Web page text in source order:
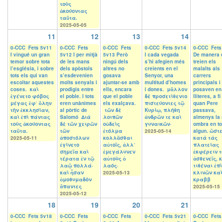
τοὺς
ἀκούοντας
ταῦτα.
2025-05-05
11 12 13 14
0-CCC Fets 5v11
I vingué un gran
temor sobre tota
l’església, i sobre
tots els qui van
escoltar aquestes
coses. καὶ
ἐγένετο φόβος
μέγας ἐφ᾽ ὅλην
τὴν ἐκκλησίαν,
καὶ ἐπὶ πάντας
τοὺς ἀκούοντας
ταῦτα.
2025-05-11
0-CCC Fets
5v12 I per mitjà
de les mans
dels apòstols
s’esdevenien
molts senyals i
prodigis entre
el poble. I tots
eren unànimes
al pòrtic de
Salomó Διὰ
δὲ τῶν χειρῶν
τῶν
ἀποστόλων
ἐγίνετο
σημεῖα καὶ
τέρατα ἐν τῷ
λαῷ πολλά·
καὶ ἦσαν
ὁμοθυμαδὸν
ἅπαντες
2025-05-12
0-CCC Fets
5v13 Però
ningú dels
altres no
gosava
ajuntar-se amb
ells, encara
que el poble
els exalçava.
τῶν δὲ
λοιπῶν
οὐδεὶς
ἐτόλμα
κολλᾶσθαι
αὐτοῖς, ἀλλ᾽
ἐμεγάλυνεν
αὐτοὺς ὁ
λαός·
2025-05-13
0-CCC Fets 5v14
I cada vegada
s’hi afegien més
creients en el
Senyor, una
multitud d’homes
i dones. μᾶλλον
δὲ προσετίθεντο
πιστεύοντες τῷ
Κυρίῳ, πλήθη
ἀνδρῶν τε καὶ
γυναικῶν·
2025-05-14
0-CCC
De manera
treien els
malalts als
carrers
principals i
posaven
lliteres, a fi
quan Pere
passava,
almenys la
ombra en
algun. ὥστε
κατὰ τὰς
πλατείας
ἐκφέρειν
ἀσθενεῖς,
τιθέναι ἐπὶ
κλινῶν καὶ
κραββ
2025-05-15
18 19 20 21
0-CCC Fets 5v18
0-CCC Fets
0-CCC Fets
0-CCC Fets 5v21
0-CCC